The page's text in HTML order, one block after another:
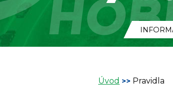
Úvod >> Pravidla